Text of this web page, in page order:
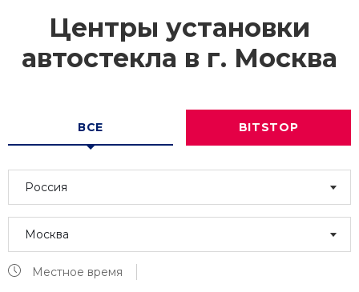
Центры установки
автостекла в г. Москва
ВСЕ BITSTOP
Россия
Москва
Местное время